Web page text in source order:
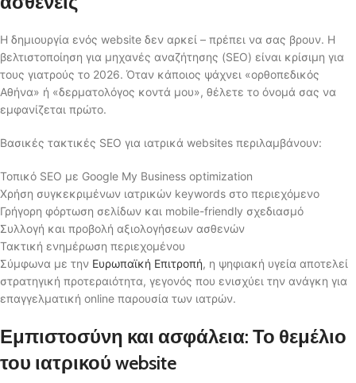
Η δημιουργία ενός website δεν αρκεί – πρέπει να σας βρουν. Η
βελτιστοποίηση για μηχανές αναζήτησης (SEO) είναι κρίσιμη για
τους γιατρούς το 2026. Όταν κάποιος ψάχνει «ορθοπεδικός
Αθήνα» ή «δερματολόγος κοντά μου», θέλετε το όνομά σας να
εμφανίζεται πρώτο.
Βασικές τακτικές SEO για ιατρικά websites περιλαμβάνουν:
Τοπικό SEO με Google My Business optimization
Χρήση συγκεκριμένων ιατρικών keywords στο περιεχόμενο
Γρήγορη φόρτωση σελίδων και mobile-friendly σχεδιασμό
Συλλογή και προβολή αξιολογήσεων ασθενών
Τακτική ενημέρωση περιεχομένου
Σύμφωνα με την Ευρωπαϊκή Επιτροπή, η ψηφιακή υγεία αποτελεί
στρατηγική προτεραιότητα, γεγονός που ενισχύει την ανάγκη για
επαγγελματική online παρουσία των ιατρών.
Εμπιστοσύνη και ασφάλεια: Το θεμέλιο
του ιατρικού website